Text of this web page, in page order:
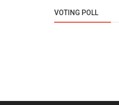
VOTING POLL